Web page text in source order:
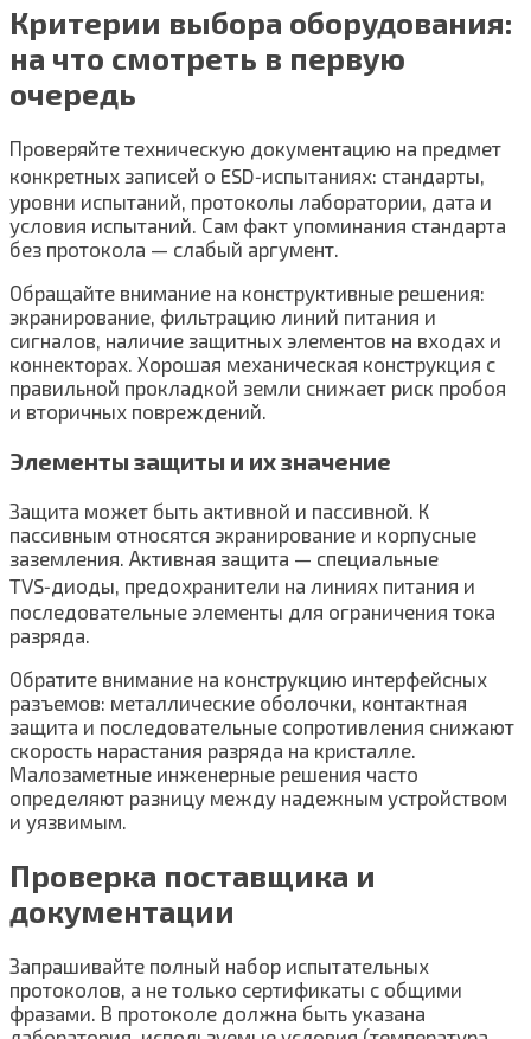
Критерии выбора оборудования:
на что смотреть в первую
очередь
Проверяйте техническую документацию на предмет
конкретных записей о ESD‑испытаниях: стандарты,
уровни испытаний, протоколы лаборатории, дата и
условия испытаний. Сам факт упоминания стандарта
без протокола — слабый аргумент.
Обращайте внимание на конструктивные решения:
экранирование, фильтрацию линий питания и
сигналов, наличие защитных элементов на входах и
коннекторах. Хорошая механическая конструкция с
правильной прокладкой земли снижает риск пробоя
и вторичных повреждений.
Элементы защиты и их значение
Защита может быть активной и пассивной. К
пассивным относятся экранирование и корпусные
заземления. Активная защита — специальные
TVS‑диоды, предохранители на линиях питания и
последовательные элементы для ограничения тока
разряда.
Обратите внимание на конструкцию интерфейсных
разъемов: металлические оболочки, контактная
защита и последовательные сопротивления снижают
скорость нарастания разряда на кристалле.
Малозаметные инженерные решения часто
определяют разницу между надежным устройством
и уязвимым.
Проверка поставщика и
документации
Запрашивайте полный набор испытательных
протоколов, а не только сертификаты с общими
фразами. В протоколе должна быть указана